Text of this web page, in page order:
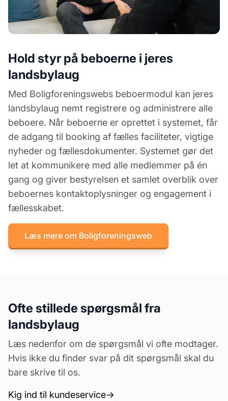
Hold styr på beboerne i jeres
landsbylaug
Med Boligforeningswebs beboermodul kan jeres
landsbylaug nemt registrere og administrere alle
beboere. Når beboerne er oprettet i systemet, får
de adgang til booking af fælles faciliteter, vigtige
nyheder og fællesdokumenter. Systemet gør det
let at kommunikere med alle medlemmer på én
gang og giver bestyrelsen et samlet overblik over
beboernes kontaktoplysninger og engagement i
fællesskabet.
Læs mere om Boligforeningsweb
Ofte stillede spørgsmål fra
landsbylaug
Læs nedenfor om de spørgsmål vi ofte modtager.
Hvis ikke du finder svar på dit spørgsmål skal du
bare skrive til os.
Kig ind til kundeservice→